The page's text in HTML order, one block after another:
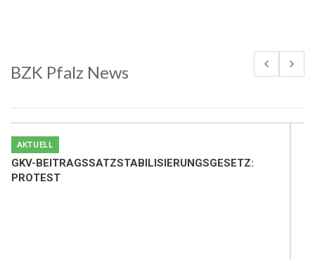
BZK Pfalz News
AKTUELL
GKV-BEITRAGSSATZSTABILISIERUNGSGESETZ:
PROTEST